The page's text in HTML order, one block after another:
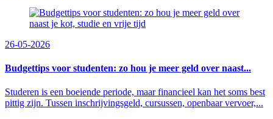
26-05-2026
Budgettips voor studenten: zo hou je meer geld over naast...
Studeren is een boeiende periode, maar financieel kan het soms best
pittig zijn. Tussen inschrijvingsgeld, cursussen, openbaar vervoer,...